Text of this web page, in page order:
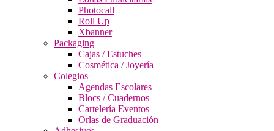
Photocall
Roll Up
Xbanner
Packaging
Cajas / Estuches
Cosmética / Joyería
Colegios
Agendas Escolares
Blocs / Cuadernos
Cartelería Eventos
Orlas de Graduación